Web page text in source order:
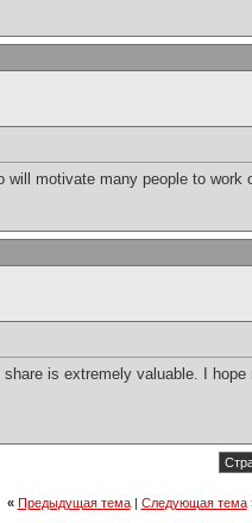
motivate many people to work
is extremely valuable. I
« Предыдущая тема| Следующая тема